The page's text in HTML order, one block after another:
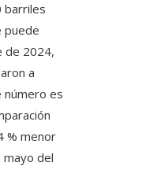
barriles
puede
de 2024,
a
número es
% menor
del